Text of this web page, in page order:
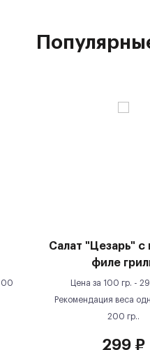
Салат "Цезарь" с
филе
Цена за 100 гр. -
Рекомендация веса
200 гр..
299₽